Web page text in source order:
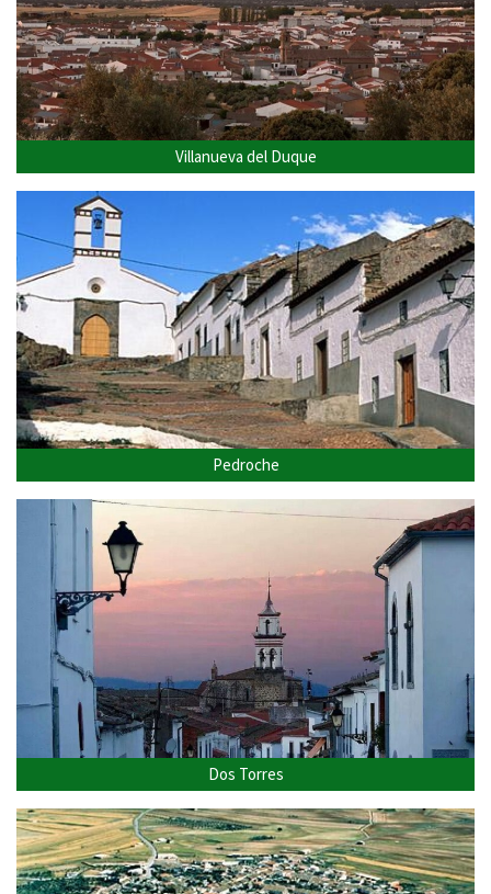
Villanueva del Duque
Pedroche
Dos Torres